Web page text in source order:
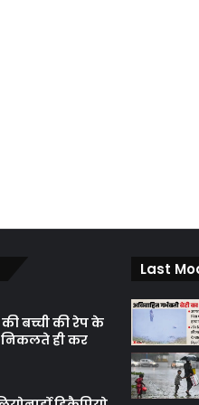
बच्ची की रेप के
निकलते ही कर
Last